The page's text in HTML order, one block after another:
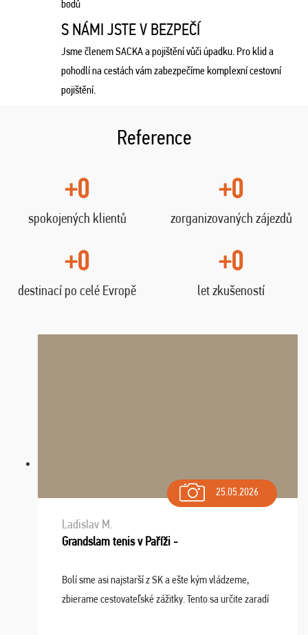
bodů
S NÁMI JSTE V BEZPEČÍ
Jsme členem SACKA a pojištění vůči úpadku. Pro klid a
pohodlí na cestách vám zabezpečíme komplexní cestovní
pojištění.
Reference
+0
spokojených klientů
+0
zorganizovaných zájezdů
+0
destinací po celé Evropě
+0
let zkušeností
25.05.2026
Ladislav M.
Grandslam tenis v Paříži -
Bolí sme asi najstarší z SK a ešte kým vládzeme,
zbierame cestovateľské zážitky. Tento sa určite zaradí